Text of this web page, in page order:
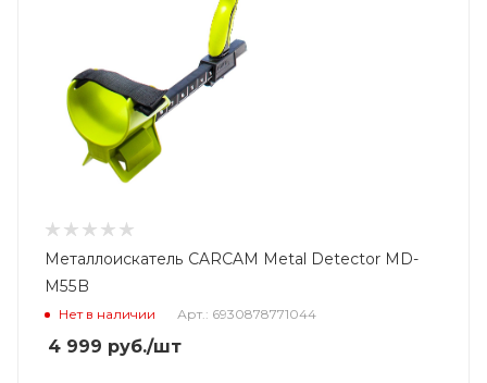
Металлоискатель CARCAM Metal Detector MD-
M55B
Нет в наличии Арт.: 6930878771044
4 999 руб./шт